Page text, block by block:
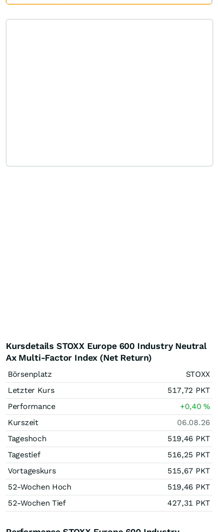
Kursdetails STOXX Europe 600 Industry Neutral
Ax Multi-Factor Index (Net Return)
Börsenplatz
STOXX
Letzter Kurs
517,72 PKT
Performance
+0,40%
Kurszeit
06.08.26
Tageshoch
519,46 PKT
Tagestief
516,25 PKT
Vortageskurs
515,67 PKT
52-Wochen Hoch
519,46 PKT
52-Wochen Tief
427,31 PKT